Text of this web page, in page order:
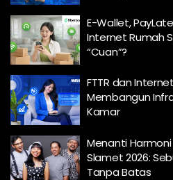
E-Wallet,
Internet Rumah
“Cuan”?
FTTR dan
Membangun
Kamar
Menanti
Slamet 2026:
Tanpa Batas